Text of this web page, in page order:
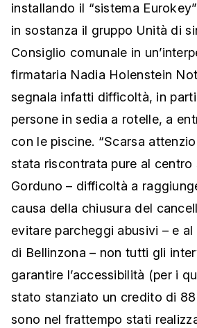
installando il “sistema
in sostanza il gruppo Unità di
Consiglio comunale in
firmataria Nadia Holenstein
segnala infatti difficoltà, in
persone in sedia a rotelle, a
con le piscine. “Scarsa
stata riscontrata pure al centro
Gorduno – difficoltà a
causa della chiusura del
evitare parcheggi abusivi – e
di Bellinzona – non tutti gli
garantire l’accessibilità (per i
stato stanziato un credito di
sono nel frattempo stati